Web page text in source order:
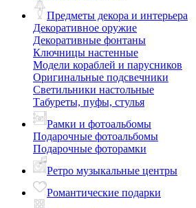
Предметы декора и интерьера
Декоративное оружие
Декоративные фонтаны
Ключницы настенные
Модели кораблей и парусников
Оригинальные подсвечники
Светильники настольные
Табуреты, пуфы, стулья
Рамки и фотоальбомы
Подарочные фотоальбомы
Подарочные фоторамки
Ретро музыкальные центры
Романтические подарки